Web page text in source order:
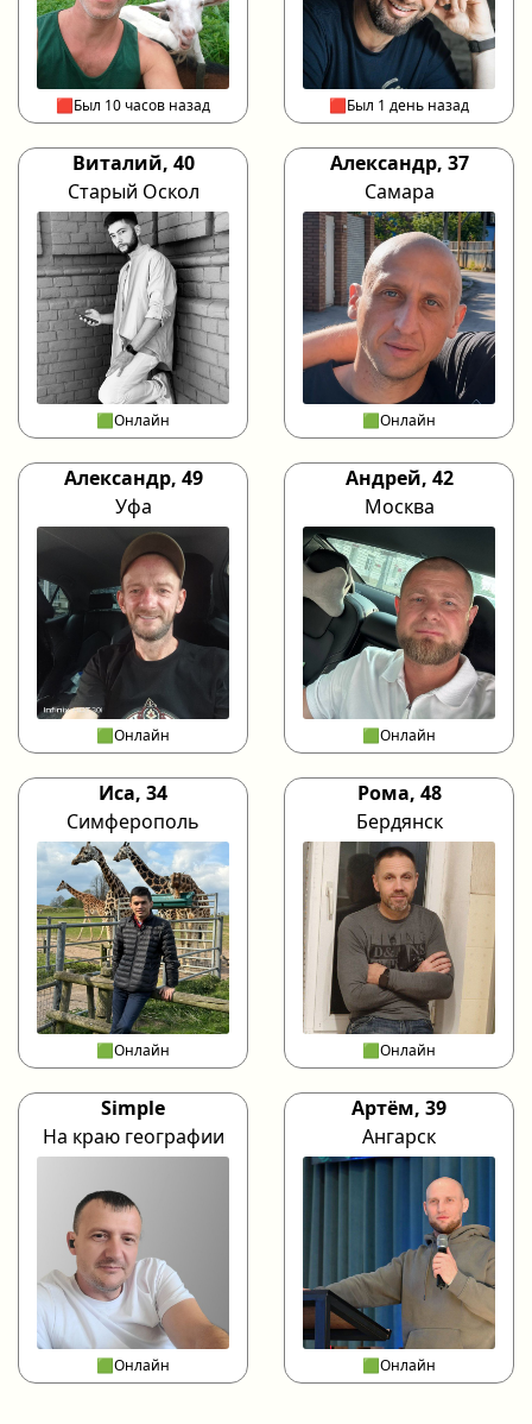
🟥Был 10 часов назад 🟥Был 1 день назад
Виталий, 40
Старый Оскол
🟩Онлайн
Александр, 37
Самара
🟩Онлайн
Александр, 49
Уфа
🟩Онлайн
Андрей, 42
Москва
🟩Онлайн
Иса, 34
Симферополь
🟩Онлайн
Рома, 48
Бердянск
🟩Онлайн
Simple
На краю географии
🟩Онлайн
Артём, 39
Ангарск
🟩Онлайн